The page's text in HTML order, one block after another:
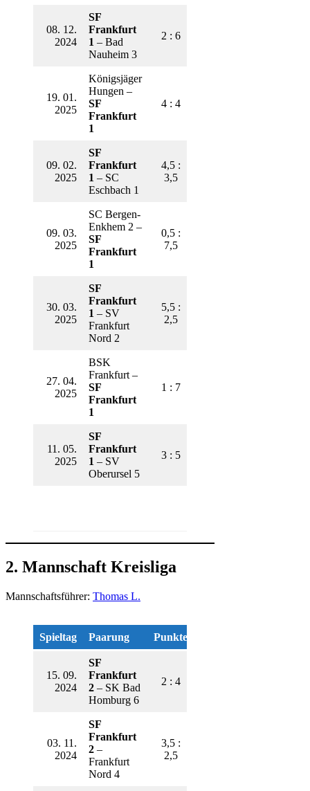
08. 12.
2024
SF
Frankfurt
1 – Bad
Nauheim 3
2 : 6
19. 01.
2025
Königsjäger
Hungen –
SF
Frankfurt
1
4 : 4
09. 02.
2025
SF
Frankfurt
1 – SC
Eschbach 1
4,5 :
3,5
09. 03.
2025
SC Bergen-
Enkhem 2 –
SF
Frankfurt
1
0,5 :
7,5
30. 03.
2025
SF
Frankfurt
1 – SV
Frankfurt
Nord 2
5,5 :
2,5
27. 04.
2025
BSK
Frankfurt –
SF
Frankfurt
1
1 : 7
11. 05.
2025
SF
Frankfurt
1 – SV
Oberursel 5
3 : 5
2. Mannschaft Kreisliga
Mannschaftsführer: Thomas L.
Spieltag Paarung Punkte
15. 09.
2024
SF
Frankfurt
2 – SK Bad
Homburg 6
2 : 4
03. 11.
2024
SF
Frankfurt
2 –
Frankfurt
Nord 4
3,5 :
2,5